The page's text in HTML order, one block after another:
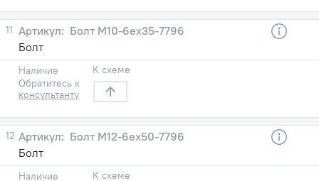
11
Болт М10-6eх35-7796
Болт
Наличие
Обратитесь к
консультанту
К схеме
12
Болт М12-6eх50-7796
Болт
Наличие К схеме